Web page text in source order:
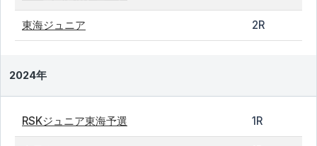
東海ジュニア 2R
2024年
RSKジュニア東海予選 1R